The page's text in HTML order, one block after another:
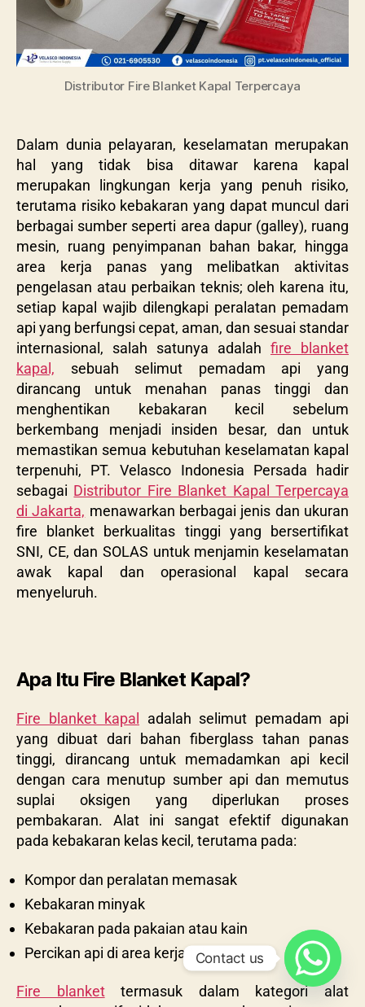
Distributor Fire Blanket Kapal Terpercaya
Dalam dunia pelayaran, keselamatan merupakan
hal yang tidak bisa ditawar karena kapal
merupakan lingkungan kerja yang penuh risiko,
terutama risiko kebakaran yang dapat muncul dari
berbagai sumber seperti area dapur (galley), ruang
mesin, ruang penyimpanan bahan bakar, hingga
area kerja panas yang melibatkan aktivitas
pengelasan atau perbaikan teknis; oleh karena itu,
setiap kapal wajib dilengkapi peralatan pemadam
api yang berfungsi cepat, aman, dan sesuai standar
internasional, salah satunya adalah fire blanket
kapal, sebuah selimut pemadam api yang
dirancang untuk menahan panas tinggi dan
menghentikan kebakaran kecil sebelum
berkembang menjadi insiden besar, dan untuk
memastikan semua kebutuhan keselamatan kapal
terpenuhi, PT. Velasco Indonesia Persada hadir
sebagai Distributor Fire Blanket Kapal Terpercaya
di Jakarta, menawarkan berbagai jenis dan ukuran
fire blanket berkualitas tinggi yang bersertifikat
SNI, CE, dan SOLAS untuk menjamin keselamatan
awak kapal dan operasional kapal secara
menyeluruh.
Apa Itu Fire Blanket Kapal?
Fire blanket kapal
adalah selimut pemadam api
yang dibuat dari bahan fiberglass tahan panas
tinggi, dirancang untuk memadamkan api kecil
dengan cara menutup sumber api dan memutus
suplai oksigen yang diperlukan proses
pembakaran. Alat ini sangat efektif digunakan
pada kebakaran kelas kecil, terutama pada:
Kompor dan peralatan memasak
Kebakaran minyak
Kebakaran pada pakaian atau kain
Percikan api di area kerja teknis
Fire blankettermasuk dalam kategori alat
Contact us